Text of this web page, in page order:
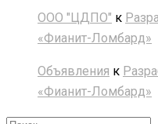
ООО "ЦДПО" к
«Фианит-Ломбард»
Объявления к
«Фианит-Ломбард»